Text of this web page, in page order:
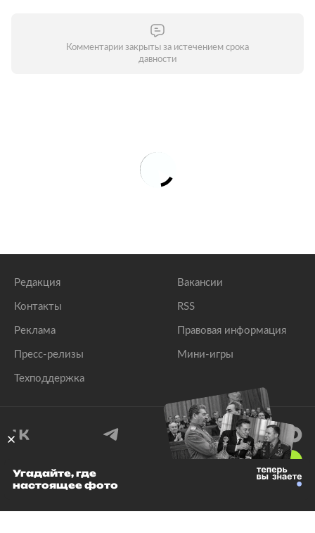
Комментарии закрыты за истечением срока
давности
Редакция
Контакты
Реклама
Пресс-релизы
Техподдержка
Вакансии
RSS
Правовая информация
Мини-игры
© 1999–2026 Все права защищены.
Угадайте, где
настоящее фото